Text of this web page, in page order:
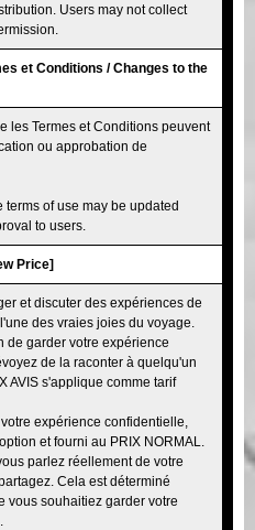
Users may not collect
et Conditions / Changes to the
les Termes et Conditions peuvent
ou approbation de
terms of use may be updated
to users.
Price]
et discuter des expériences de
des vraies joies du voyage.
de garder votre expérience
de la raconter à quelqu'un
AVIS s'applique comme tarif
expérience confidentielle,
et fourni au PRIX NORMAL.
parlez réellement de votre
Cela est déterminé
vous souhaitiez garder votre